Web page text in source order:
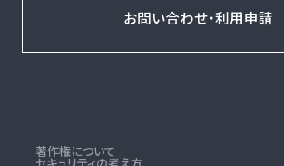
お問い合わせ・利用申請
著作権について
セキュリティの考え方